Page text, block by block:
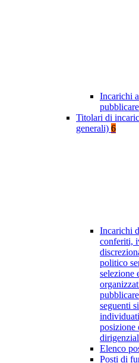
Incarichi
Titolari di
generali) 6
Incarichi
conferiti,
politico
selezione
seguenti
posizione
Elenco
Posti di